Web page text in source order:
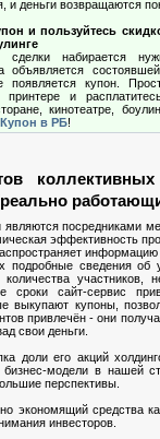
и деньги возвращаются
и пользуйтесь
набирается
объявляется
появляется купон.
и
кинотеатре,
в РБ!
являются посредниками
эффективность
подробные сведения об
участников,
сроки сайт-сервис
выкупают купоны,
привлечён - они
свои деньги.
доли его акций
модели в нашей
перспективы.
экономящий средства
инвесторов.